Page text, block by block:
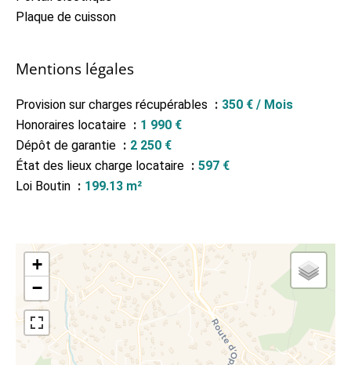
Plaque de cuisson
Mentions légales
Provision sur charges récupérables
350 € / Mois
Honoraires locataire
1 990 €
Dépôt de garantie
2 250 €
État des lieux charge locataire
597 €
Loi Boutin
199.13 m²
+
−